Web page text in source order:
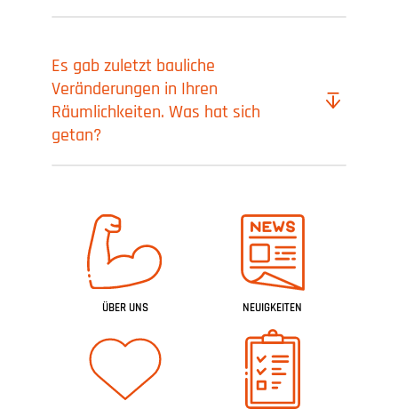
Es gab zuletzt bauliche
Veränderungen in Ihren
Räumlichkeiten. Was hat sich
getan?
ÜBER UNS NEUIGKEITEN